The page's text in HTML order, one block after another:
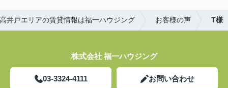
井戸エリアの賃貸情報は福一ハウジング お客様の声 T様
株式会社 福一ハウジング
03-3324-4111 お問い合わせ